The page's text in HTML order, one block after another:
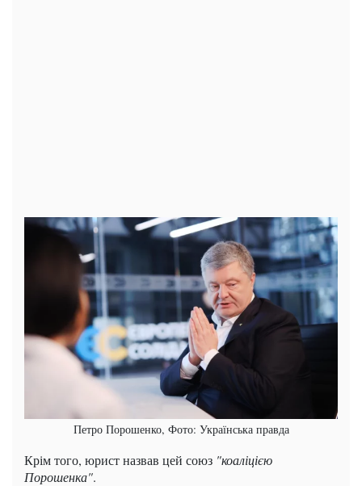
Петро Порошенко, Фото: Українська правда
Крім того, юрист назвав цей союз "коаліцією
Порошенка".